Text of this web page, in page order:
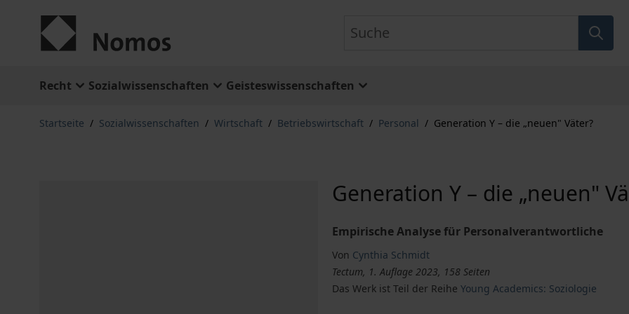
Recht Sozialwissenschaften Geisteswissenschaften
Startseite / Sozialwissenschaften / Wirtschaft / Betriebswirtschaft / Personal / Generation Y – die „neuen" Väter?
Generation Y – die „neuen"
Empirische Analyse für Personalverantwortliche
Von Cynthia Schmidt
Tectum, 1. Auflage 2023, 158 Seiten
Das Werk ist Teil der ReiheYoung Academics: Soziologie